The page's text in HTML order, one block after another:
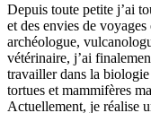
Depuis toute petite j’ai
et des envies de
archéologue,
vétérinaire, j’ai
travailler dans la
tortues et mammifères
Actuellement, je réalise